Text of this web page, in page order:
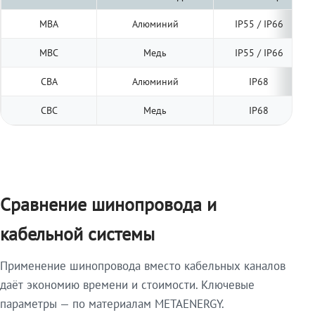
МВА Алюминий IP55 / IP66
МВС Медь IP55 / IP66
СВА Алюминий IP68
СВС Медь IP68
Сравнение шинопровода и
кабельной системы
Применение шинопровода вместо кабельных каналов
даёт экономию времени и стоимости. Ключевые
параметры — по материалам METAENERGY.